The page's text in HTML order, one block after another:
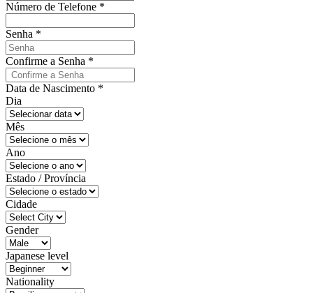
Número de Telefone *
Senha *
Confirme a Senha *
Data de Nascimento *
Dia
Mês
Ano
Estado / Província
Cidade
Gender
Japanese level
Nationality